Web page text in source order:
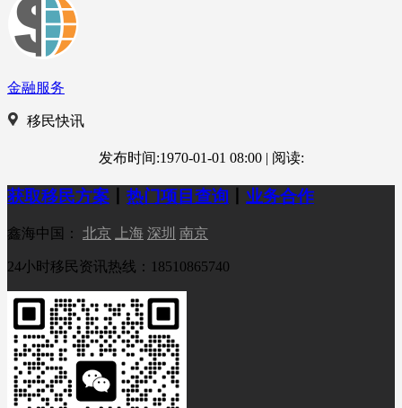
金融服务
移民快讯
发布时间:1970-01-01 08:00 | 阅读:
获取移民方案 热门项目查询 业务合作
鑫海中国： 北京 上海 深圳 南京
24小时移民资讯热线：18510865740